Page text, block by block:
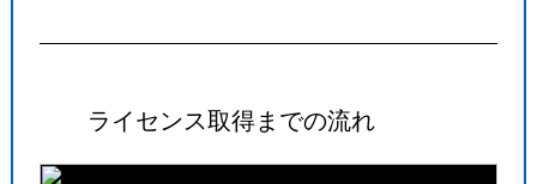
ライセンス取得までの流れ